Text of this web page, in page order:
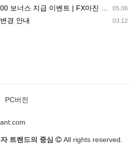
05.06
이벤트 | FX마진 해외거래소 ZEROMARKETS
03.12
경 안내
PC버전
트렌드의 중심 All rights reserved.